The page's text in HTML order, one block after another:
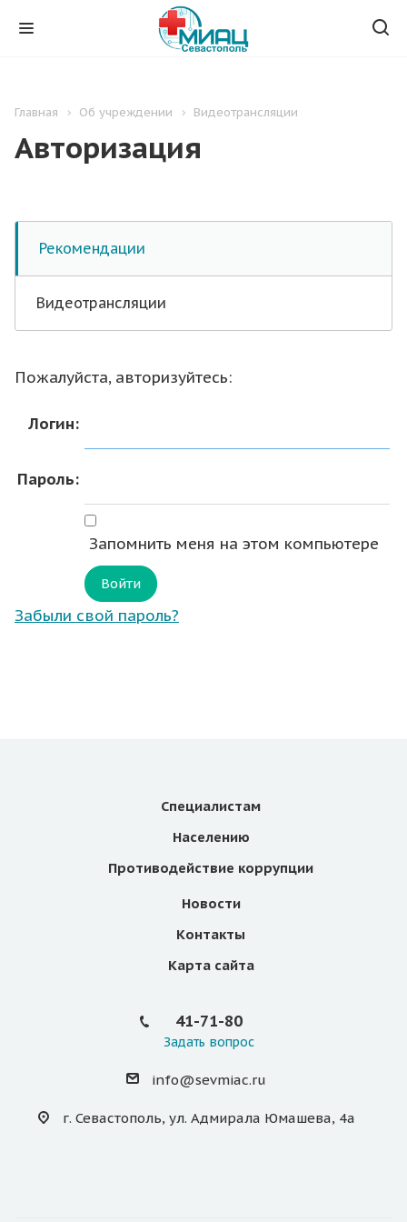
Главная Об учреждении Видеотрансляции
Авторизация
Рекомендации
Видеотрансляции
Пожалуйста, авторизуйтесь:
Логин:
Пароль:
Запомнить меня на этом компьютере
Забыли свой пароль?
Специалистам
Населению
Противодействие коррупции
Новости
Контакты
Карта сайта
41-71-80
Задать вопрос
info@sevmiac.ru
г. Севастополь, ул. Адмирала Юмашева, 4а